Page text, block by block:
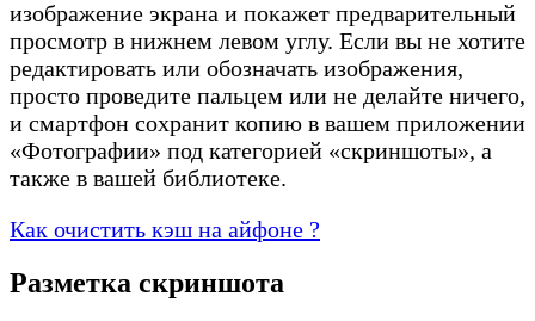
изображение экрана и покажет предварительный
просмотр в нижнем левом углу. Если вы не хотите
редактировать или обозначать изображения,
просто проведите пальцем или не делайте ничего,
и смартфон сохранит копию в вашем приложении
«Фотографии» под категорией «скриншоты», а
также в вашей библиотеке.
Как очистить кэш на айфоне ?
Разметка скриншота